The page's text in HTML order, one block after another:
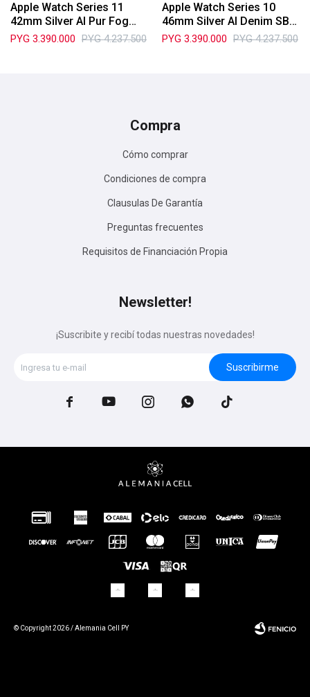
Apple Watch Series 11
42mm Silver Al Pur Fog
Sport Band S/M
PYG 3.390.000 PYG 4.237.500
Apple Watch Series 10
46mm Silver Al Denim SB
S/M (MWWL3LW/A)
PYG 3.390.000 PYG 4.237.500
Compra
Cómo comprar
Condiciones de compra
Clausulas De Garantía
Preguntas frecuentes
Requisitos de Financiación Propia
Newsletter!
¡Suscribite y recibí todas nuestras novedades!
Suscribirme
    
© Copyright 2026 / Alemania Cell PY